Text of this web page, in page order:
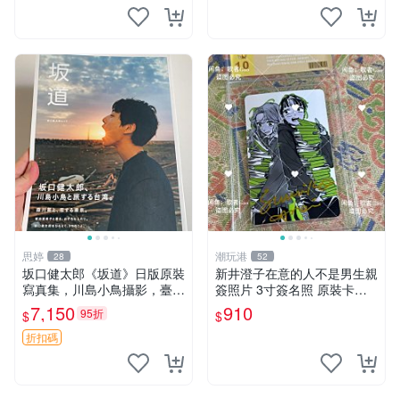
思婷 28
坂口健太郎《坂道》日版原裝
寫真集，川島小鳥攝影，臺灣
旅行主題 簽名清晰 內頁乾淨
收藏推薦 輕鬆入手 坂道 日本
坂口健太郎
$7,150 95折
折扣碼
潮玩港 52
新井澄子在意的人不是男生親
簽照片 3寸簽名照 原裝卡磚
收藏周邊 親筆簽名照 精品收
藏 特別款
$910